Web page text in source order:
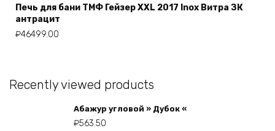
Печь для бани ТМФ Гейзер XXL 2017 Inox Витра ЗК
антрацит
₽46499.00
Recently viewed products
Абажур угловой » Дубок «
₽563.50